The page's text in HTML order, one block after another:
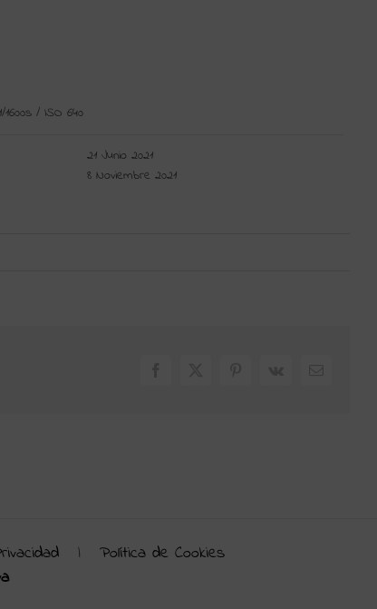
1600s / ISO 640
21 Junio 2021
8 Noviembre 2021
| Política de Cookies